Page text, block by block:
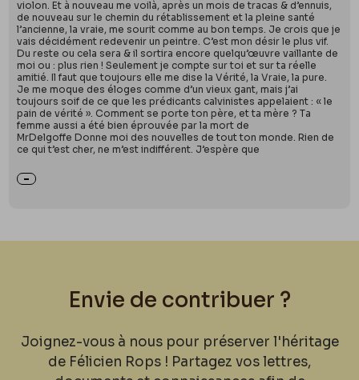
violon. Et à nouveau me voilà, après un mois de tracas & d’ennuis,
de nouveau sur le chemin du rétablissement et la pleine santé
l’ancienne, la vraie, me sourit comme au bon temps. Je crois que je
vais décidément redevenir un peintre. C’est mon désir le plus vif.
Du reste ou cela sera & il sortira encore quelqu’œuvre vaillante de
moi ou : plus rien ! Seulement je compte sur toi et sur ta réelle
amitié. Il faut que toujours elle me dise la Vérité, la Vraie, la pure.
Je me moque des éloges comme d’un vieux gant, mais j’ai
toujours soif de ce que les prédicants calvinistes appelaient : « le
pain de vérité ». Comment se porte ton père, et ta mère ? Ta
femme aussi a été bien éprouvée par la mort de
MrDelgoffe Donne moi des nouvelles de tout ton monde. Rien de
ce qui t’est cher, ne m’est indifférent. J’espère que
Envie de contribuer ?
Joignez-vous à nous pour préserver l'héritage
de Félicien Rops ! Partagez vos lettres,